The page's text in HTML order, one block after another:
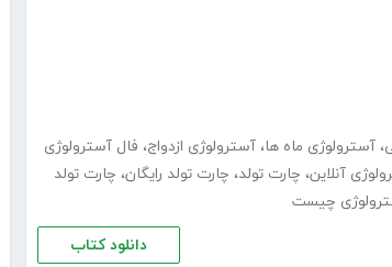
، آسترولوژی ماه ها، آسترولوژی ازدواج، فال آسترولوژی
آنلاین، چارت تولد، چارت تولد رایگان، چارت تولد
چیست
دانلود کتاب